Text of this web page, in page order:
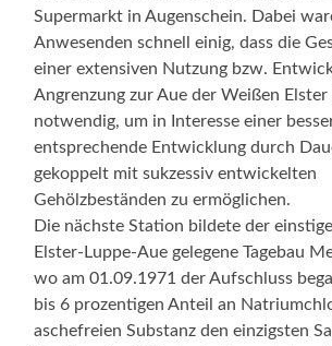
Supermarkt in Augenschein. Dabei
Anwesenden schnell einig, dass die
einer extensiven Nutzung bzw.
Angrenzung zur Aue der Weißen
notwendig, um in Interesse einer
entsprechende Entwicklung durch
gekoppelt mit sukzessiv entwickelten
Gehölzbeständen zu ermöglichen.
Die nächste Station bildete der
Elster-Luppe-Aue gelegene Tagebau
wo am 01.09.1971 der Aufschluss
bis 6 prozentigen Anteil an
aschefreien Substanz den einzigsten